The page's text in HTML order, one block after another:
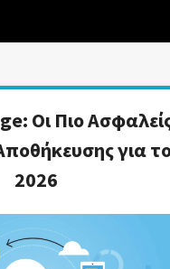
Οι Πιο
για
2026